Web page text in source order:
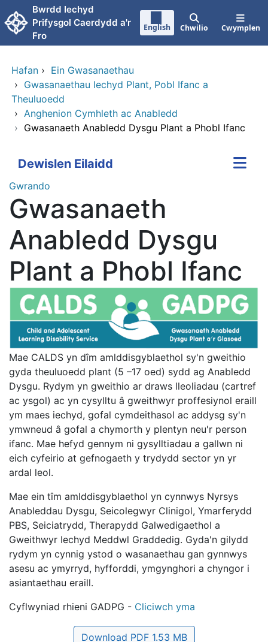
Neidio i'r prif gynnwy
Bwrdd Iechyd
Prifysgol Caerdydd a'r
Fro
English Chwilio Cwymplen
Hafan › Ein Gwasanaethau
› Gwasanaethau Iechyd Plant, Pobl Ifanc a
Theuluoedd
› Anghenion Cymhleth ac Anabledd
› Gwasanaeth Anabledd Dysgu Plant a Phobl Ifanc
Dewislen Eilaidd
Gwrando
Gwasanaeth
Anabledd Dysgu
Plant a Phobl Ifanc
Mae CALDS yn dîm amlddisgyblaethol sy'n gweithio
gyda theuluoedd plant (5 –17 oed) sydd ag Anabledd
Dysgu. Rydym yn gweithio ar draws lleoliadau (cartref
ac ysgol) ac yn cysylltu â gweithwyr proffesiynol eraill
ym maes iechyd, gofal cymdeithasol ac addysg sy'n
ymwneud â gofal a chymorth y plentyn neu'r person
ifanc. Mae hefyd gennym ni gysylltiadau a gallwn ni
eich cyfeirio at gefnogaeth y trydydd sector yn yr
ardal leol.
Mae ein tîm amlddisgyblaethol yn cynnwys Nyrsys
Anableddau Dysgu, Seicolegwyr Clinigol, Ymarferydd
PBS, Seiciatrydd, Therapydd Galwedigaethol a
Gweithwyr Iechyd Meddwl Graddedig. Gyda'n gilydd
rydym yn cynnig ystod o wasanaethau gan gynnwys
asesu ac ymyrryd, hyfforddi, ymgynghori a chyngor i
asiantaethau eraill.
Cyflwyniad rhieni GADPG - Cliciwch yma
Download PDF 1.53 MB